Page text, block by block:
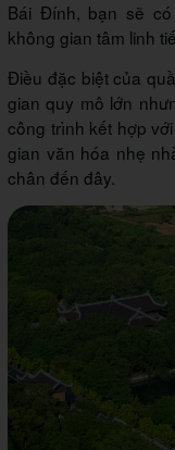
Bái Đính, bạn sẽ
không gian tâm linh
Điều đặc biệt của
gian quy mô lớn
công trình kết hợp
gian văn hóa nhẹ
chân đến đây.